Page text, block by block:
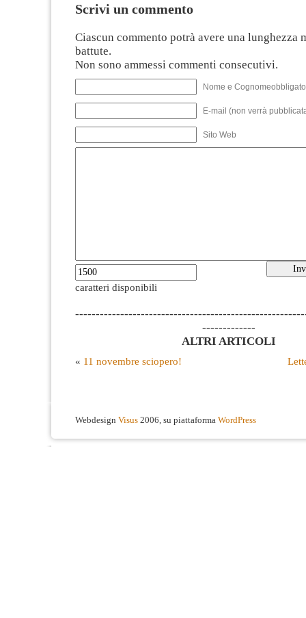
Scrivi un commento
Ciascun commento potrà avere una lunghezza
battute.
Non sono ammessi commenti consecutivi.
Nome e
E-mail (non verrà
Sito Web
caratteri disponibili
-------------
ALTRI ARTICOLI
« 11 novembre sciopero!
Webdesign Visus 2006, su piattaforma WordPress